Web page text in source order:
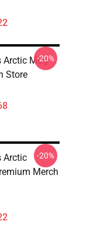
Arctic Mug
Store
-20%
Arctic
Merch
-20%